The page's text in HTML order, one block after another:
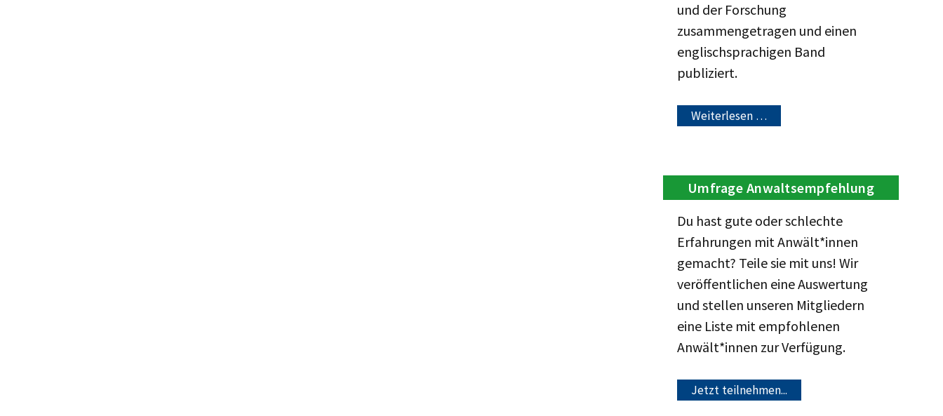
und der Forschung
zusammengetragen und einen
englischsprachigen Band
publiziert.
Weiterlesen …
Umfrage Anwaltsempfehlung
Du hast gute oder schlechte
Erfahrungen mit Anwält*innen
gemacht? Teile sie mit uns! Wir
veröffentlichen eine Auswertung
und stellen unseren Mitgliedern
eine Liste mit empfohlenen
Anwält*innen zur Verfügung.
Jetzt teilnehmen...